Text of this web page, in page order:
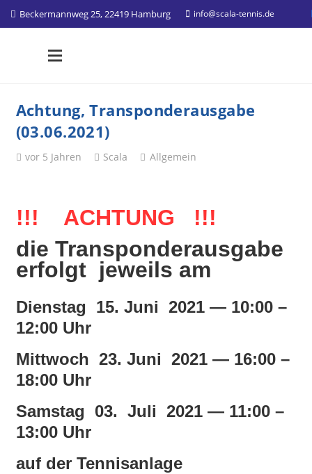
Beckermannweg 25, 22419 Hamburg info@scala-tennis.de
Achtung, Transponderausgabe
(03.06.2021)
vor 5 Jahren Scala Allgemein
!!! ACHTUNG !!!
die Transponderausgabe
erfolgt jeweils am
Dienstag 15. Juni 2021 — 10:00 –
12:00 Uhr
Mittwoch 23. Juni 2021 — 16:00 –
18:00 Uhr
Samstag 03. Juli 2021 — 11:00 –
13:00 Uhr
auf der Tennisanlage